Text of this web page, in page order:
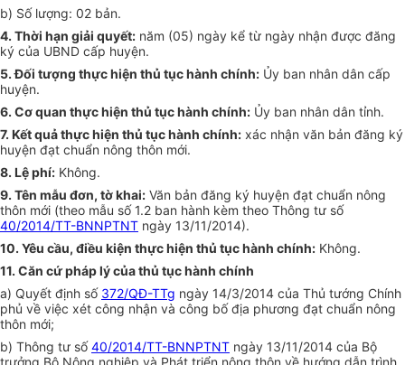
b) Số lượng: 02 bản.
4. Thời hạn giải quyết: năm (05) ngày kể từ ngày nhận được đăng
ký của UBND cấp huyện.
5. Đối tượng thực hiện thủ tục hành chính: Ủy ban nhân dân cấp
huyện.
6. Cơ quan thực hiện thủ tục hành chính: Ủy ban nhân dân tỉnh.
7. Kết quả thực hiện thủ tục hành chính: xác nhận văn bản đăng ký
huyện đạt chuẩn nông thôn mới.
8. Lệ phí: Không.
9. Tên mẫu đơn, tờ khai: Văn bản đăng ký huyện đạt chuẩn nông
thôn mới (theo mẫu số 1.2 ban hành kèm theo Thông tư số
40/2014/TT-BNNPTNT ngày 13/11/2014).
10. Yêu cầu, điều kiện thực hiện thủ tục hành chính: Không.
11. Căn cứ pháp lý của thủ tục hành chính
a) Quyết định số 372/QĐ-TTg ngày 14/3/2014 của Thủ tướng Chính
phủ về việc xét công nhận và công bố địa phương đạt chuẩn nông
thôn mới;
b) Thông tư số40/2014/TT-BNNPTNT ngày 13/11/2014 của Bộ
trưởng Bộ Nông nghiệp và Phát triển nông thôn về hướng dẫn trình